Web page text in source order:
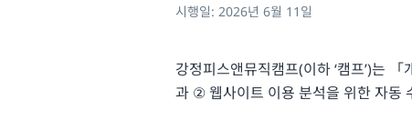
시행일: 2026년 6월 11일
강정피스앤뮤직캠프(이하 ‘캠프’)는
과 ② 웹사이트 이용 분석을 위한 자동